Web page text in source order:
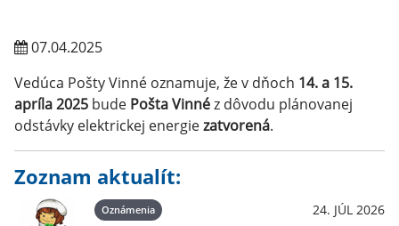
07.04.2025
Vedúca Pošty Vinné oznamuje, že v dňoch 14. a 15.
apríla 2025 bude Pošta Vinnéz dôvodu plánovanej
odstávky elektrickej energiezatvorená.
Zoznam aktualít:
Oznámenia 24. JÚL 2026